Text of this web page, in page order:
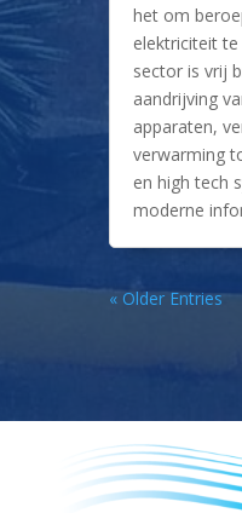
het om
elektriciteit
sector is vrij
aandrijving
apparaten,
verwarming
en high tech
moderne
« Older Entries